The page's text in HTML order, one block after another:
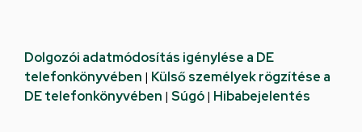
Dolgozói adatmódosítás igénylése a DE
telefonkönyvében | Külső személyek rögzítése a
DE telefonkönyvében | Súgó| Hibabejelentés